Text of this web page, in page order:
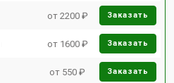
от 2200 ₽ Заказать
от 1600 ₽ Заказать
от 550 ₽ Заказать